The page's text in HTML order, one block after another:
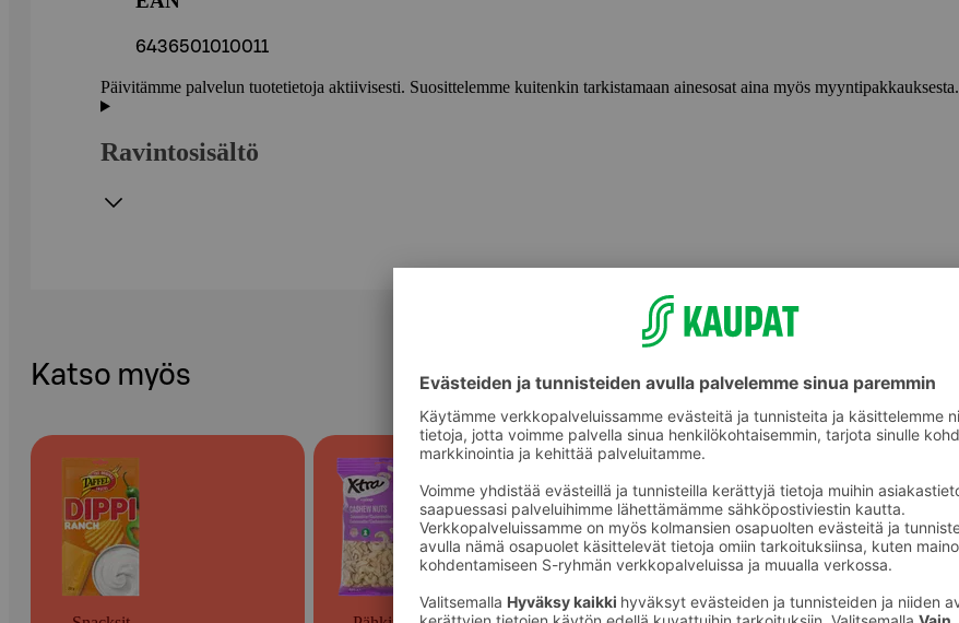
6436501010011
Päivitämme palvelun tuotetietoja aktiivisesti. Suosittelemme kuitenkin tarkistamaan ainesosat aina myös myyntipakkauksesta.
Ravintosisältö
Katso myös